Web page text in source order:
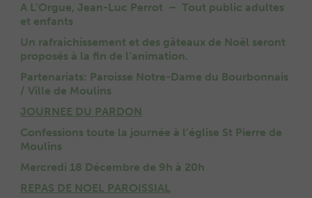
A L’Orgue, Jean-Luc Perrot – Tout public adultes
et enfants
Un rafraichissement et des gâteaux de Noël seront
proposés à la fin de l’animation.
Partenariats: Paroisse Notre-Dame du Bourbonnais
/ Ville de Moulins
JOURNEE DU PARDON
Confessions toute la journée à l’église St Pierre de
Moulins
Mercredi 18 Décembre de 9h à 20h
REPAS DE NOEL PAROISSIAL